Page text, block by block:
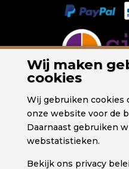
Wij maken
cookies
Wij gebruiken cookies
onze website voor de
Daarnaast gebruiken
webstatistieken.
Bekijk ons privacy